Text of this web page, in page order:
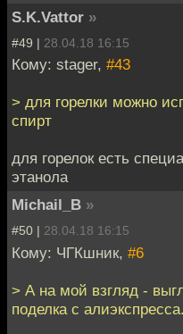
S.K.Vattor »
#49 | 28.04.18 16:15
Кому: stager, #43
> для горелки можно
спирт
для горелок есть
этанола
Michail_B »
#50 | 28.04.18 16:15
Кому: ЧГКшник, #6
> А на мой взгляд -
поделка с алиэкспресса.